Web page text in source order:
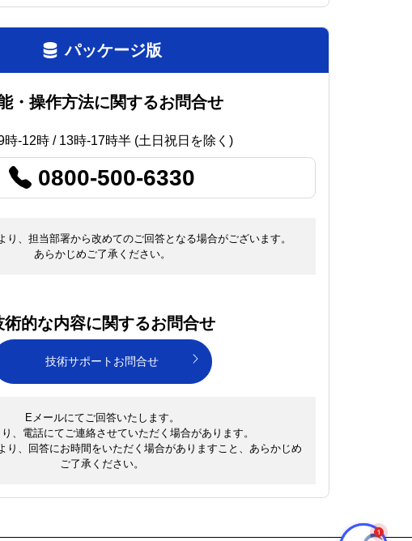
パッケージ版
・操作方法に関するお問合せ
時-12時 / 13時-17時半 (土日祝日を除く)
0800-500-6330
、担当部署から改めてのご回答となる場合がございます。
あらかじめご了承ください。
術的な内容に関するお問合せ
技術サポートお問合せ
Eメールにてご回答いたします。
、電話にてご連絡させていただく場合があります。
り、回答にお時間をいただく場合がありますこと、あらかじめ
ご了承ください。